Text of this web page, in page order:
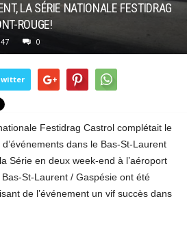
LA SÉRIE NATIONALE FESTIDRAG
ROUGE!
0
Festidrag Castrol complétait le
dans le Bas-St-Laurent
Série en deux week-end à l’aéroport
St-Laurent / Gaspésie ont été
de l’événement un vif succès dans